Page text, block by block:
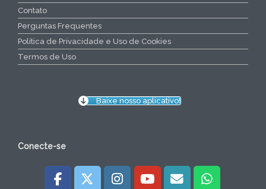
Contato
Perguntas Frequentes
Política de Privacidade e Uso de Cookies
Termos de Uso
Baixe nosso aplicativo!
Conecte-se